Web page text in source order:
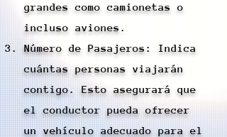
grandes como camionetas o
incluso aviones.
Número de Pasajeros: Indica
cuántas personas viajarán
contigo. Esto asegurará que
el conductor pueda ofrecer
un vehículo adecuado para el